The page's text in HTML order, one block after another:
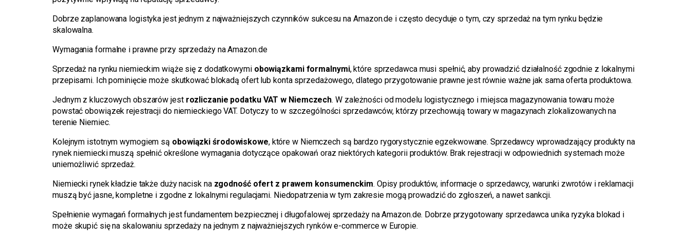
Dobrze zaplanowana logistyka jest jednym z najważniejszych czynników sukcesu na Amazon.de i często decyduje o tym, czy sprzedaż na tym rynku będzie
skalowalna.
Wymagania formalne i prawne przy sprzedaży na Amazon.de
Sprzedaż na rynku niemieckim wiąże się z dodatkowymi obowiązkami formalnymi, które sprzedawca musi spełnić, aby prowadzić działalność zgodnie z lokalnymi
przepisami. Ich pominięcie może skutkować blokadą ofert lub konta sprzedażowego, dlatego przygotowanie prawne jest równie ważne jak sama oferta produktowa.
Jednym z kluczowych obszarów jest rozliczanie podatku VAT w Niemczech. W zależności od modelu logistycznego i miejsca magazynowania towaru może
powstać obowiązek rejestracji do niemieckiego VAT. Dotyczy to w szczególności sprzedawców, którzy przechowują towary w magazynach zlokalizowanych na
terenie Niemiec.
Kolejnym istotnym wymogiem są obowiązki środowiskowe, które w Niemczech są bardzo rygorystycznie egzekwowane. Sprzedawcy wprowadzający produkty na
rynek niemiecki muszą spełnić określone wymagania dotyczące opakowań oraz niektórych kategorii produktów. Brak rejestracji w odpowiednich systemach może
uniemożliwić sprzedaż.
Niemiecki rynek kładzie także duży nacisk na zgodność ofert z prawem konsumenckim. Opisy produktów, informacje o sprzedawcy, warunki zwrotów i reklamacji
muszą być jasne, kompletne i zgodne z lokalnymi regulacjami. Niedopatrzenia w tym zakresie mogą prowadzić do zgłoszeń, a nawet sankcji.
Spełnienie wymagań formalnych jest fundamentem bezpiecznej i długofalowej sprzedaży na Amazon.de. Dobrze przygotowany sprzedawca unika ryzyka blokad i
może skupić się na skalowaniu sprzedaży na jednym z najważniejszych rynków e-commerce w Europie.